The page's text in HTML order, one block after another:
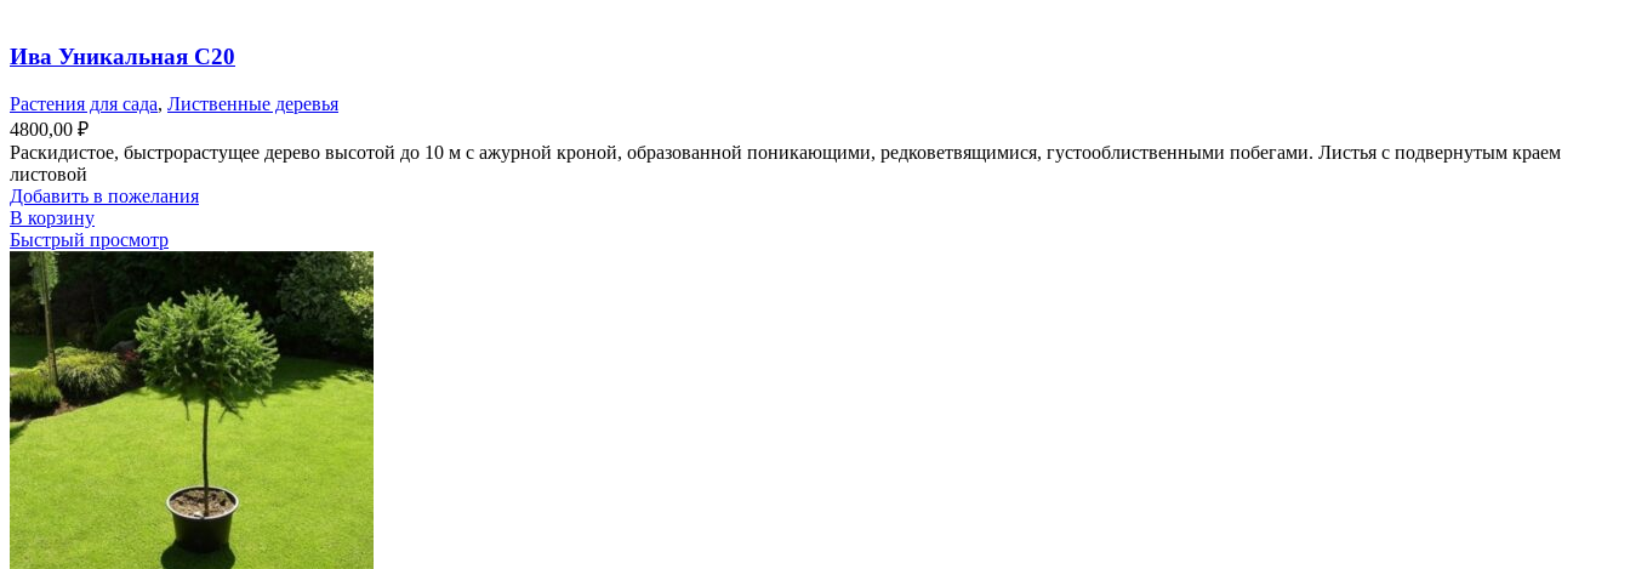
Ива Уникальная С20
Растения для сада, Лиственные деревья
4800,00 ₽
Раскидистое, быстрорастущее дерево высотой до 10 м с ажурной кроной, образованной поникающими, редковетвящимися, густооблиственными побегами. Листья с подвернутым краем
листовой
Добавить в пожелания
В корзину
Быстрый просмотр